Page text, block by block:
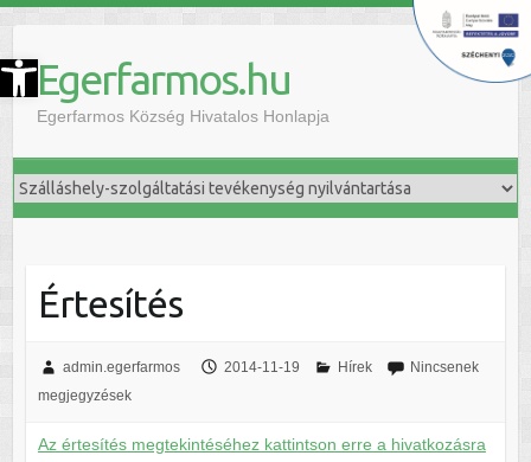
Eszköztár megnyitása Egerfarmos.hu
Egerfarmos Község Hivatalos Honlapja
Értesítés
admin.egerfarmos 2014-11-19 Hírek
Nincsenek
megjegyzések
Az értesítés megtekintéséhez kattintson erre a hivatkozásra